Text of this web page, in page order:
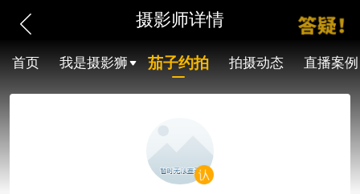
摄影师详情
首页 我是摄影狮 茄子约拍 拍摄动态 直播案例